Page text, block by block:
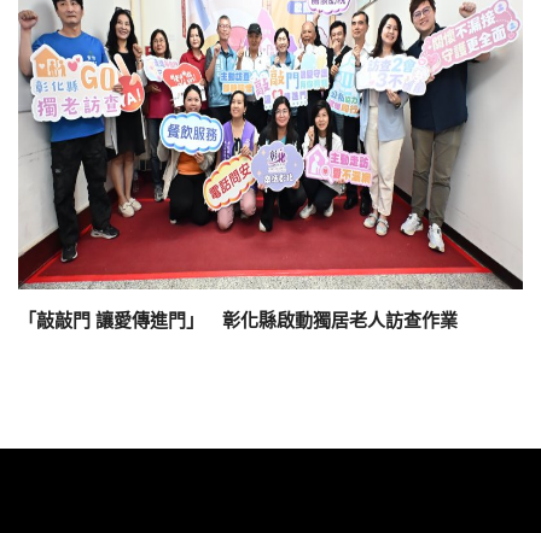
「敲敲門 讓愛傳進門」 彰化縣啟動獨居老人訪查作業